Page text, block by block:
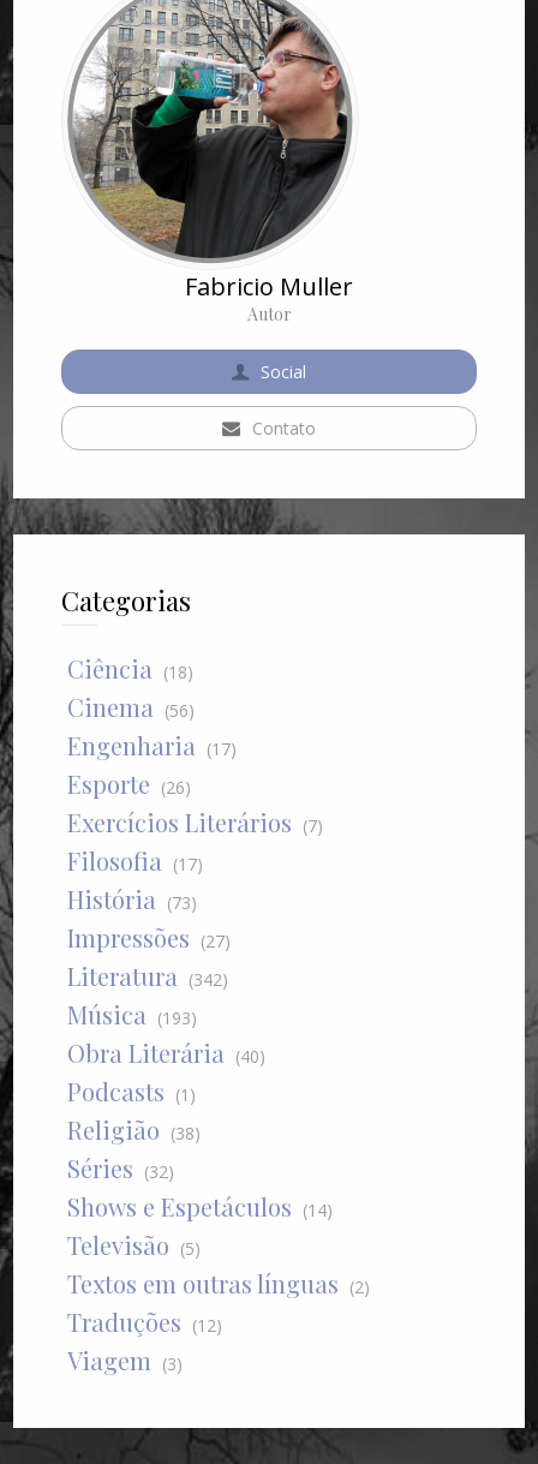
Fabricio Muller
Autor
Social
Contato
Categorias
Ciência (18)
Cinema (56)
Engenharia (17)
Esporte (26)
Exercícios Literários (7)
Filosofia (17)
História (73)
Impressões (27)
Literatura (342)
Música (193)
Obra Literária (40)
Podcasts (1)
Religião (38)
Séries (32)
Shows e Espetáculos (14)
Televisão (5)
Textos em outras línguas (2)
Traduções (12)
Viagem (3)